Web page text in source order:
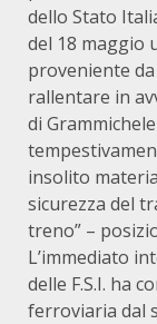
dello Stato
del 18 maggio
proveniente
rallentare in
di
insolito
sicurezza del
treno” –
L’immediato
delle F.S.I. ha
ferroviaria dal